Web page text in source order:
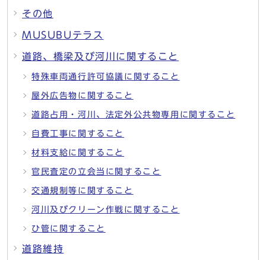
その他
MUSUBUテラス
道路、橋梁及び河川に関すること
特殊車両通行許可協議に関すること
屋外広告物に関すること
道路占用・河川、法定外公共物専用に関すること
自費工事に関すること
材料支給に関すること
官民査定の立会当に関すること
交通規制等に関すること
河川及びクリーン作戦に関すること
ひ管に関すること
道路維持